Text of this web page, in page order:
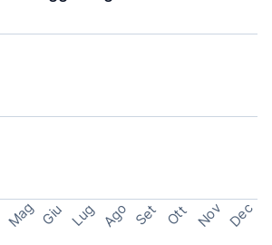
Mag Giu Lug Ago Set Ott Nov Dec